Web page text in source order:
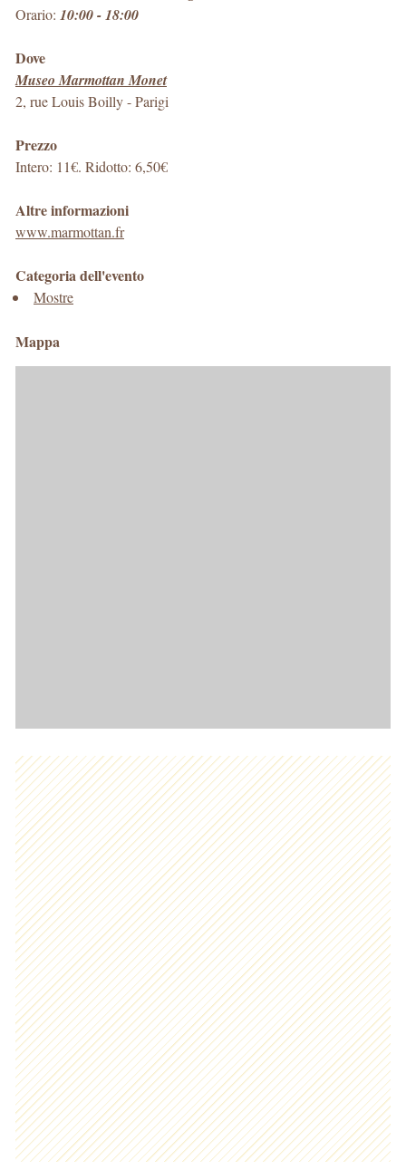
Orario: 10:00 - 18:00
Dove
Museo Marmottan Monet
2, rue Louis Boilly-Parigi
Prezzo
Intero: 11€. Ridotto: 6,50€
Altre informazioni
www.marmottan.fr
Categoria dell'evento
Mostre
Mappa